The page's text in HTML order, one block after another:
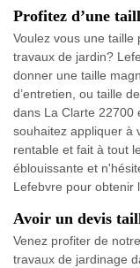
Profitez d’une
Voulez vous une
travaux de jardin?
donner une taille
d’entretien, ou taille
dans La Clarte 22700
souhaitez appliquer à
rentable et fait à tout
éblouissante et
Lefebvre pour obtenir
Avoir un devis
Venez profiter de
travaux de jardinage